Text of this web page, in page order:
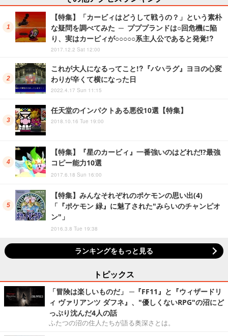
【特集】「カービィはどうして戦うの？」という素朴
な疑問を調べてみた ─ プププランドは○回危機に陥
り、実はカービィが○○○○○系主人公であると発覚!?
2017.12.2 Sat 12:00
これが大人になるってこと!?『バハラグ』ヨヨの心変
わりが辛くて横になった日
2022.4.17 Sun 11:15
任天堂のインパクトある悪役10選【特集】
2018.10.16 Tue 19:00
【特集】『星のカービィ』一番強いのはどれだ!?最強
コピー能力10選
2017.6.18 Sun 16:00
【特集】みんなそれぞれのポケモンの思い出(4)
「『ポケモン 緑』に魅了された"みらいのチャンピオ
ン"」
2016.3.8 Tue 19:38
ランキングをもっと見る
トピックス
「冒険は楽しいものだ」 ─『FF11』と『ウィザードリ
ィ ヴァリアンツ ダフネ』、"優しくないRPG"の沼にど
っぷり沈んだ4人の話
ふたつの沼の住人たちが語る奥深さとは。